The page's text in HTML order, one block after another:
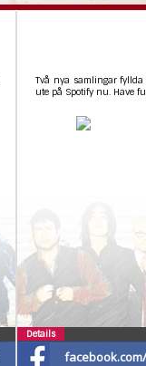
Två nya samlingar
ute på Spotify nu. Have
Details